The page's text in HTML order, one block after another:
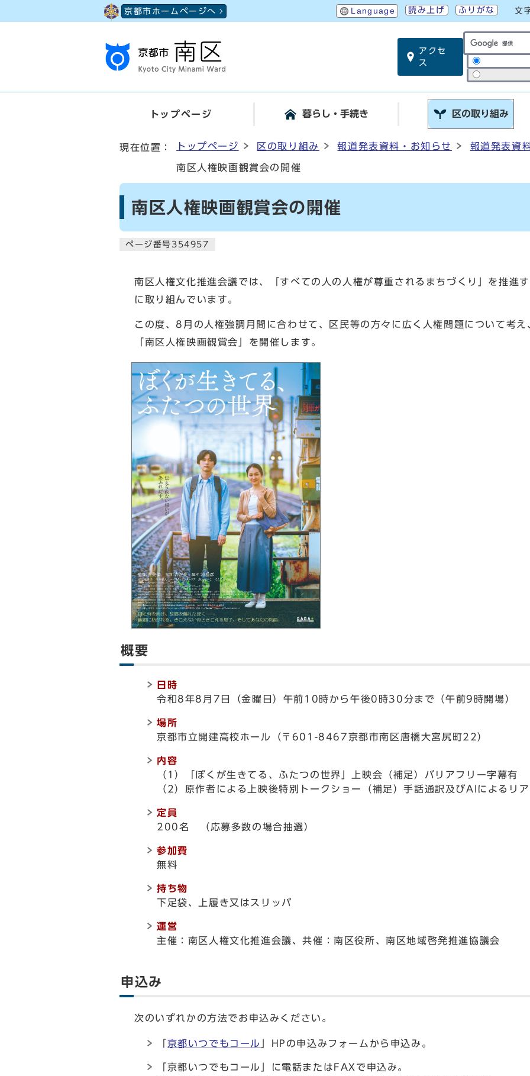
京都市ホームページへ Language 読み上げ ふりがな 文
アクセ
ス
サイト内検索
トップページ 暮らし・手続き 区の取り組み
現在位置： トップページ 区の取り組み 報道発表資料・お知らせ 報道発表資
南区人権映画観賞会の開催
南区人権映画観賞会の開催
ページ番号354957
南区人権文化推進会議では、「すべての人の人権が尊重されるまちづくり」を推進
に取り組んでいます。
この度、8月の人権強調月間に合わせて、区民等の方々に広く人権問題について考え
「南区人権映画観賞会」を開催します。
概要
日時
令和8年8月7日（金曜日）午前10時から午後0時30分まで（午前9時開場）
場所
京都市立開建高校ホール（〒601-8467京都市南区唐橋大宮尻町22）
内容
（1）「ぼくが生きてる、ふたつの世界」上映会（補足）バリアフリー字幕有
（2）原作者による上映後特別トークショー（補足）手話通訳及びAIによるリ
定員
200名 （応募多数の場合抽選）
参加費
無料
持ち物
下足袋、上履き又はスリッパ
運営
主催：南区人権文化推進会議、共催：南区役所、南区地域啓発推進協議会
申込み
次のいずれかの方法でお申込みください。
京都いつでもコール 」HPの申込みフォームから申込み。
「京都いつでもコール」に電話またはFAXで申込み。